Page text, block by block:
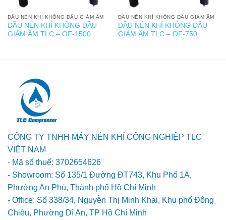
ĐẦU NÉN KHÍ KHÔNG DẦU GIẢM ÂM
ĐẦU NÉN KHÍ KHÔNG DẦU
GIẢM ÂM TLC – OF-1500
ĐẦU NÉN KHÍ KHÔNG DẦU GIẢM ÂM
ĐẦU NÉN KHÍ KHÔNG DẦU
GIẢM ÂM TLC – OF-750
CÔNG TY TNHH MÁY NÉN KHÍ CÔNG NGHIỆP TLC
VIỆT NAM
- Mã số thuế: 3702654626
- Showroom: Số 135/1 Đường ĐT743, Khu Phố 1A,
Phường An Phú, Thành phố Hồ Chí Minh
- Office: Số 338/34, Nguyễn Thị Minh Khai, Khu phố Đông
Chiêu, Phường Dĩ An, TP Hồ Chí Minh